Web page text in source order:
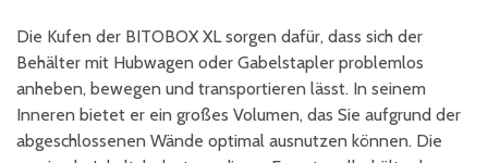
Die Kufen der BITOBOX XL sorgen dafür, dass sich der
Behälter mit Hubwagen oder Gabelstapler problemlos
anheben, bewegen und transportieren lässt. In seinem
Inneren bietet er ein großes Volumen, das Sie aufgrund der
abgeschlossenen Wände optimal ausnutzen können. Die